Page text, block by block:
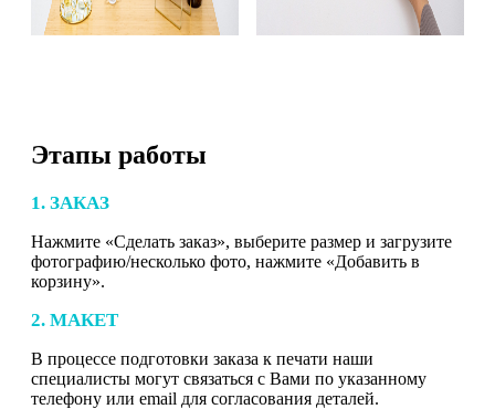
Этапы работы
1. ЗАКАЗ
Нажмите «Сделать заказ», выберите размер и загрузите
фотографию/несколько фото, нажмите «Добавить в
корзину».
2. МАКЕТ
В процессе подготовки заказа к печати наши
специалисты могут связаться с Вами по указанному
телефону или email для согласования деталей.